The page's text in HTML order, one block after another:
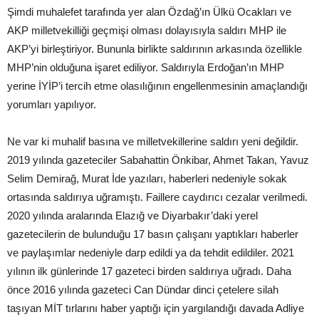
Şimdi muhalefet tarafında yer alan Özdağ’ın Ülkü Ocakları ve
AKP milletvekilliği geçmişi olması dolayısıyla saldırı MHP ile
AKP’yi birleştiriyor. Bununla birlikte saldırının arkasında özellikle
MHP’nin olduğuna işaret ediliyor. Saldırıyla Erdoğan’ın MHP
yerine İYİP’i tercih etme olasılığının engellenmesinin amaçlandığı
yorumları yapılıyor.
Ne var ki muhalif basına ve milletvekillerine saldırı yeni değildir.
2019 yılında gazeteciler Sabahattin Önkibar, Ahmet Takan, Yavuz
Selim Demirağ, Murat İde yazıları, haberleri nedeniyle sokak
ortasında saldırıya uğramıştı. Faillere caydırıcı cezalar verilmedi.
2020 yılında aralarında Elazığ ve Diyarbakır’daki yerel
gazetecilerin de bulunduğu 17 basın çalışanı yaptıkları haberler
ve paylaşımlar nedeniyle darp edildi ya da tehdit edildiler. 2021
yılının ilk günlerinde 17 gazeteci birden saldırıya uğradı. Daha
önce 2016 yılında gazeteci Can Dündar dinci çetelere silah
taşıyan MİT tırlarını haber yaptığı için yargılandığı davada Adliye